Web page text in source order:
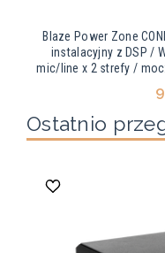
Blaze Power Zone
instalacyjny z DSP /
mic/line x 2 strefy /
Ostatnio